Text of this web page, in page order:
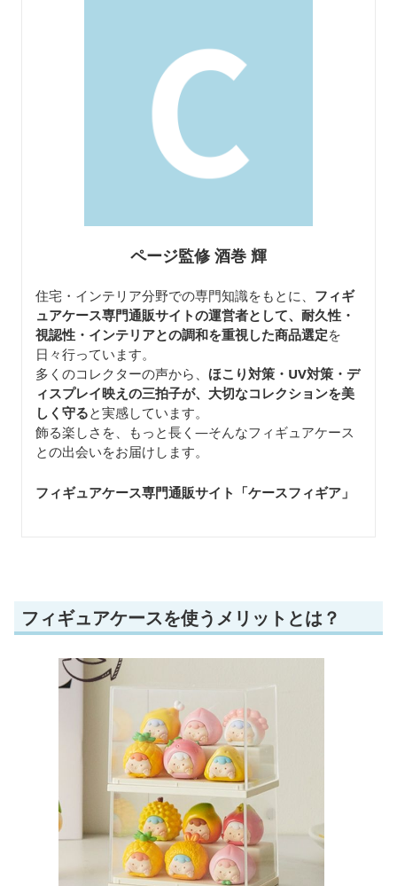
ページ監修 酒巻 輝
住宅・インテリア分野での専門知識をもとに、 フィギ
ュアケース専門通販サイトの運営者として、耐久性・
視認性・インテリアとの調和を重視した商品選定を
日々行っています。
多くのコレクターの声から、 ほこり対策・UV対策・デ
ィスプレイ映えの三拍子が、大切なコレクションを美
しく守ると実感しています。
飾る楽しさを、もっと長く—そんなフィギュアケース
との出会いをお届けします。
フィギュアケース専門通販サイト「ケースフィギア 」
フィギュアケースを使うメリットとは？